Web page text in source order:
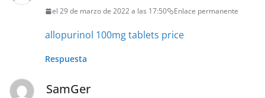
el 29 de marzo de 2022 a las 17:50 Enlace permanente
allopurinol 100mg tablets price
Respuesta
SamGer